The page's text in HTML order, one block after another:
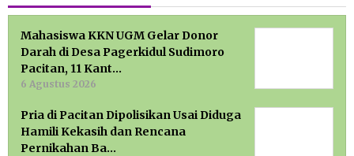
Mahasiswa KKN UGM Gelar Donor
Darah di Desa Pagerkidul Sudimoro
Pacitan, 11 Kant…
6 Agustus 2026
Pria di Pacitan Dipolisikan Usai Diduga
Hamili Kekasih dan Rencana
Pernikahan Ba…